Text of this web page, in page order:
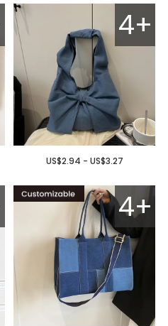
4+
US$2.94 - US$3.27
4+